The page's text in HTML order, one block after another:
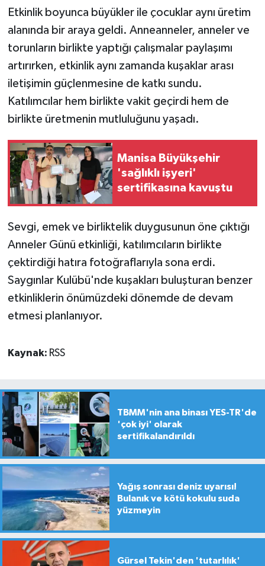
Etkinlik boyunca büyükler ile çocuklar aynı üretim
alanında bir araya geldi. Anneanneler, anneler ve
torunların birlikte yaptığı çalışmalar paylaşımı
artırırken, etkinlik aynı zamanda kuşaklar arası
iletişimin güçlenmesine de katkı sundu.
Katılımcılar hem birlikte vakit geçirdi hem de
birlikte üretmenin mutluluğunu yaşadı.
Manisa Büyükşehir
'sağlıklı işyeri'
sertifikasına kavuştu
Sevgi, emek ve birliktelik duygusunun öne çıktığı
Anneler Günü etkinliği, katılımcıların birlikte
çektirdiği hatıra fotoğraflarıyla sona erdi.
Saygınlar Kulübü'nde kuşakları buluşturan benzer
etkinliklerin önümüzdeki dönemde de devam
etmesi planlanıyor.
Kaynak: RSS
TBMM'nin ana binası YES-TR'de
'çok iyi' olarak
sertifikalandırıldı
Yağış sonrası deniz uyarısı!
Bulanık ve kötü kokulu suda
yüzmeyin
Gürsel Tekin'den 'tutarlılık'